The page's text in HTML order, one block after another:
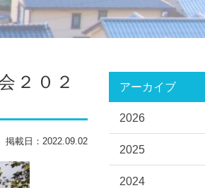
２０２
掲載日：2022.09.02
アーカイブ
2026
2025
2024